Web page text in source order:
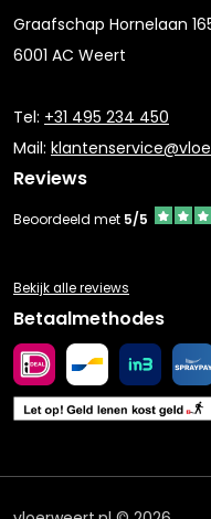
Graafschap Hornelaan
6001 AC Weert
Tel: +31 495 234 450
Mail:
Reviews
Beoordeeld met 5/5
Bekijk alle reviews
Betaalmethodes